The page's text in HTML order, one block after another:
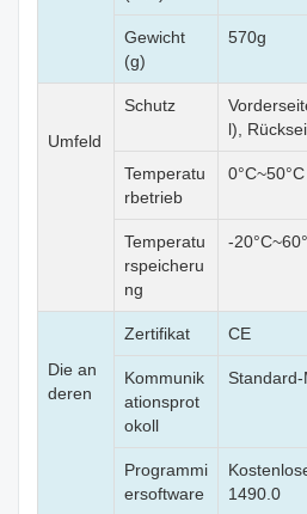
Gewicht
(g)
570g
Umfeld
Schutz
l),
Temperatu
rbetrieb
0°C~50°C
Temperatu
rspeicheru
ng
-
Die an
deren
Zertifikat CE
Kommunik
ationsprot
okoll
Programmi
ersoftware
1490.0